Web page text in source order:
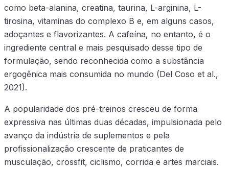
como beta-alanina, creatina, taurina, L-arginina, L-
tirosina, vitaminas do complexo B e, em alguns casos,
adoçantes e flavorizantes. A cafeína, no entanto, é o
ingrediente central e mais pesquisado desse tipo de
formulação, sendo reconhecida como a substância
ergogênica mais consumida no mundo (Del Coso et al.,
2021).
A popularidade dos pré-treinos cresceu de forma
expressiva nas últimas duas décadas, impulsionada pelo
avanço da indústria de suplementos e pela
profissionalização crescente de praticantes de
musculação, crossfit, ciclismo, corrida e artes marciais.